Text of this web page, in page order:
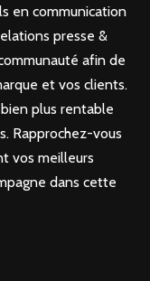
en communication
presse &
afin de
et vos clients.
plus rentable
Rapprochez-vous
vos meilleurs
dans cette